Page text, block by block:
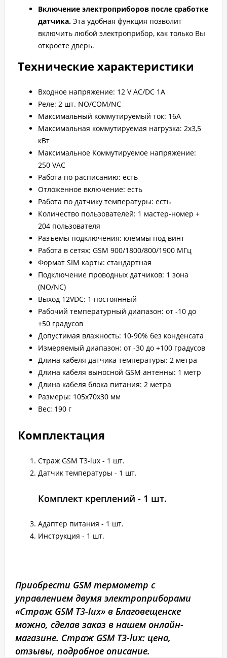
Включение электроприборов после сработке
датчика. Эта удобная функция позволит
включить любой электроприбор, как только Вы
откроете дверь.
Технические характеристики
Входное напряжение: 12 V AC/DC 1A
Реле: 2 шт. NO/COM/NC
Максимальный коммутируемый ток: 16A
Максимальная коммутируемая нагрузка: 2х3,5
кВт
Максимальное Коммутируемое напряжение:
250 VAC
Работа по расписанию: есть
Отложенное включение: есть
Работа по датчику температуры: есть
Количество пользователей: 1 мастер-номер +
204 пользователя
Разъемы подключения: клеммы под винт
Работа в сетях: GSM 900/1800/800/1900 МГц
Формат SIM карты: стандартная
Подключение проводных датчиков: 1 зона
(NO/NC)
Выход 12VDC: 1 постоянный
Рабочий температурный диапазон: от -10 до
+50 градусов
Допустимая влажность: 10-90% без конденсата
Измеряемый диапазон: от -30 до +100 градусов
Длина кабеля датчика температуры: 2 метра
Длина кабеля выносной GSM антенны: 1 метр
Длина кабеля блока питания: 2 метра
Размеры: 105х70х30 мм
Вес: 190 г
Комплектация
Страж GSM T3-lux - 1 шт.
Датчик температуры - 1 шт.
Комплект креплений - 1 шт.
Адаптер питания - 1 шт.
Инструкция - 1 шт.
Приобрести GSM термометр с
управлением двумя электроприборами
«Страж GSM T3-lux» в Благовещенске
можно, сделав заказ в нашем онлайн-
магазине. Страж GSM T3-lux: цена,
отзывы, подробное описание.